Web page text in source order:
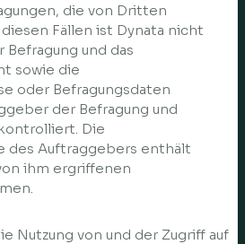
die von Dritten
Fällen ist Dynata nicht
und das
sowie die
oder Befragungsdaten
der Befragung und
Die
des Auftraggebers enthält
ihm ergriffenen
Nutzung von und der Zugriff auf